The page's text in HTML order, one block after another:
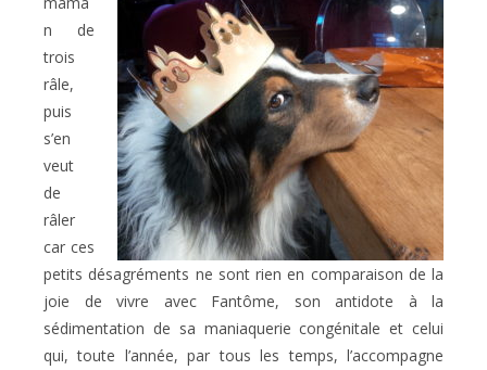
n de
trois
râle,
puis
s’en
veut
de
râler
car ces
petits désagréments ne sont rien en comparaison de la
joie de vivre avec Fantôme, son antidote à la
sédimentation de sa maniaquerie congénitale et celui
qui, toute l’année, par tous les temps, l’accompagne